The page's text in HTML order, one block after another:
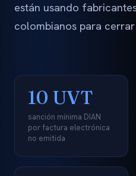
están usando
colombianos para
10 UVT
sanción mínima DIAN
por factura electrónica
no emitida